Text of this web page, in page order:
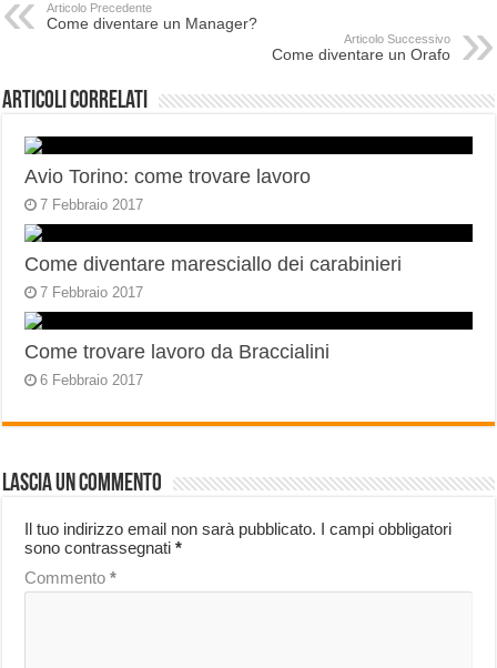
Articolo Precedente
Come diventare un Manager?
Articolo Successivo
Come diventare un Orafo
Articoli correlati
Avio Torino: come trovare lavoro
7 Febbraio 2017
Come diventare maresciallo dei carabinieri
7 Febbraio 2017
Come trovare lavoro da Braccialini
6 Febbraio 2017
Lascia un commento
Il tuo indirizzo email non sarà pubblicato. I campi obbligatori
sono contrassegnati*
Commento*